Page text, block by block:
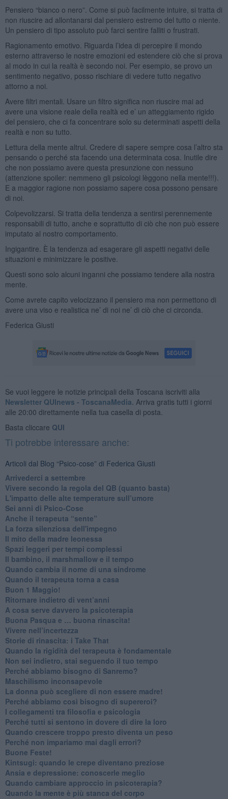
Pensiero “bianco o nero”. Come si può facilmente intuire, si tratta di
non riuscire ad allontanarsi dal pensiero estremo del tutto o niente.
Un pensiero di tipo assoluto può farci sentire falliti o frustrati.
Ragionamento emotivo. Riguarda l’idea di percepire il mondo
esterno attraverso le nostre emozioni ed estendere ciò che si prova
al modo in cui la realtà è secondo noi. Per esempio, se provo un
sentimento negativo, posso rischiare di vedere tutto negativo
attorno a noi.
Avere filtri mentali. Usare un filtro significa non riuscire mai ad
avere una visione reale della realtà ed e’ un atteggiamento rigido
del pensiero, che ci fa concentrare solo su determinati aspetti della
realtà e non su tutto.
Lettura della mente altrui. Credere di sapere sempre cosa l’altro sta
pensando o perché sta facendo una determinata cosa. Inutile dire
che non possiamo avere questa presunzione con nessuno
(attenzione spoiler: nemmeno gli psicologi lèggono nella mente!!!).
E a maggior ragione non possiamo sapere cosa possono pensare
di noi.
Colpevolizzarsi. Si tratta della tendenza a sentirsi perennemente
responsabili di tutto, anche e soprattutto di ciò che non può essere
imputato al nostro comportamento.
Ingigantire. È la tendenza ad esagerare gli aspetti negativi delle
situazioni e minimizzare le positive.
Questi sono solo alcuni inganni che possiamo tendere alla nostra
mente.
Come avrete capito velocizzano il pensiero ma non permettono di
avere una viso e realistica ne’ di noi ne’ di ciò che ci circonda.
Federica Giusti
Se vuoi leggere le notizie principali della Toscana iscriviti alla
Newsletter QUInews - ToscanaMedia. Arriva gratis tutti i giorni
alle 20:00 direttamente nella tua casella di posta.
Basta cliccare QUI
Ti potrebbe interessare anche:
Articoli dal Blog “Psico-cose” di Federica Giusti
​Arrivederci a settembre
​Vivere secondo la regola del QB (quanto basta)
​L'impatto delle alte temperature sull’umore
Sei anni di Psico-Cose
​Anche il terapeuta “sente”
​La forza silenziosa dell'impegno
​Il mito della madre leonessa
Spazi leggeri per tempi complessi
Il bambino, il marshmallow e il tempo
​Quando cambia il nome di una sindrome
​Quando il terapeuta torna a casa
​Buon 1 Maggio!
Ritornare indietro di vent’anni
​A cosa serve davvero la psicoterapia
​Buona Pasqua e … buona rinascita!
​Vivere nell’incertezza
​Storie di rinascita: i Take That
​Quando la rigidità del terapeuta è fondamentale
​Non sei indietro, stai seguendo il tuo tempo
​Perché abbiamo bisogno di Sanremo?
​Maschilismo inconsapevole
​La donna può scegliere di non essere madre!
​Perché abbiamo così bisogno di supereroi?
​I collegamenti tra filosofia e psicologia
​Perché tutti si sentono in dovere di dire la loro
​Quando crescere troppo presto diventa un peso
​Perché non impariamo mai dagli errori?
​Buone Feste!
​Kintsugi: quando le crepe diventano preziose
Ansia e depressione: conoscerle meglio
Quando cambiare approccio in psicoterapia?
​Quando la mente è più stanca del corpo